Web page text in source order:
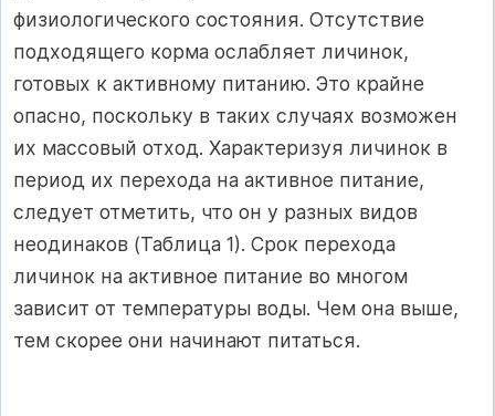
физиологического состояния. Отсутствие
подходящего корма ослабляет личинок,
готовых к активному питанию. Это крайне
опасно, поскольку в таких случаях возможен
их массовый отход. Характеризуя личинок в
период их перехода на активное питание,
следует отметить, что он у разных видов
неодинаков (Таблица 1). Срок перехода
личинок на активное питание во многом
зависит от температуры воды. Чем она выше,
тем скорее они начинают питаться.